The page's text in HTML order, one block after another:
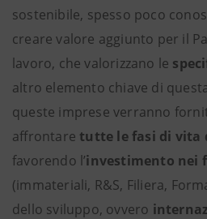
sostenibile, spesso poco
creare valore aggiunto per il
lavoro, che valorizzano le
altro elemento chiave di
queste imprese verranno
affrontare tutte le fasi di vita
favorendo l’investimento nei
(immateriali, R&S, Filiera,
dello sviluppo, ovvero